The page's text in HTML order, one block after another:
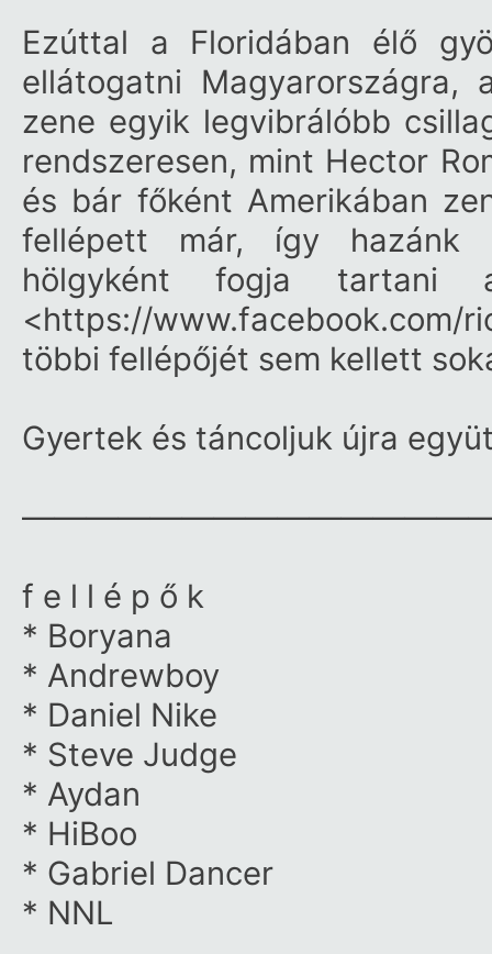
Ezúttal a Floridában élő
ellátogatni Magyarországra,
zene egyik legvibrálóbb
rendszeresen, mint Hector
és bár főként Amerikában
fellépett már, így hazánk
hölgyként fogja
<https://
többi fellépőjét sem kellett
Gyertek és táncoljuk újra
f e l l é p ő k
* Boryana
* Andrewboy
* Daniel Nike
* Steve Judge
* Aydan
* HiBoo
* Gabriel Dancer
* NNL